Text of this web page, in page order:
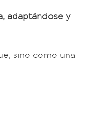
adaptándose y
sino como una